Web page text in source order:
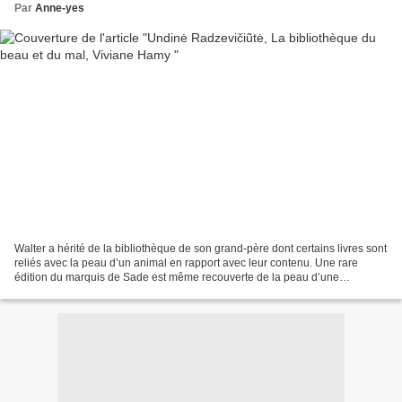
Par Anne-yes
Walter a hérité de la bibliothèque de son grand-père dont certains livres sont
reliés avec la peau d’un animal en rapport avec leur contenu. Une rare
édition du marquis de Sade est même recouverte de la peau d’une